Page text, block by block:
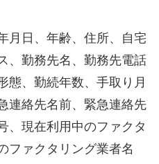
月日、年齢、住所、自宅
、勤務先名、勤務先電話
態、勤続年数、手取り月
連絡先名前、緊急連絡先
、現在利用中のファクタ
ファクタリング業者名